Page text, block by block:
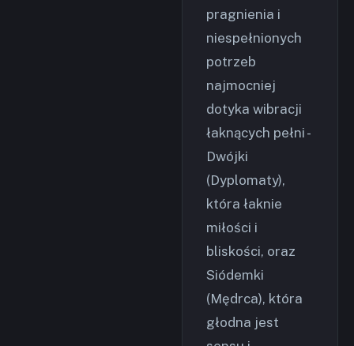
pragnienia i
niespełnionych
potrzeb
najmocniej
dotyka wibracji
łaknących pełni -
Dwójki
(Dyplomaty),
która łaknie
miłości i
bliskości, oraz
Siódemki
(Mędrca), która
głodna jest